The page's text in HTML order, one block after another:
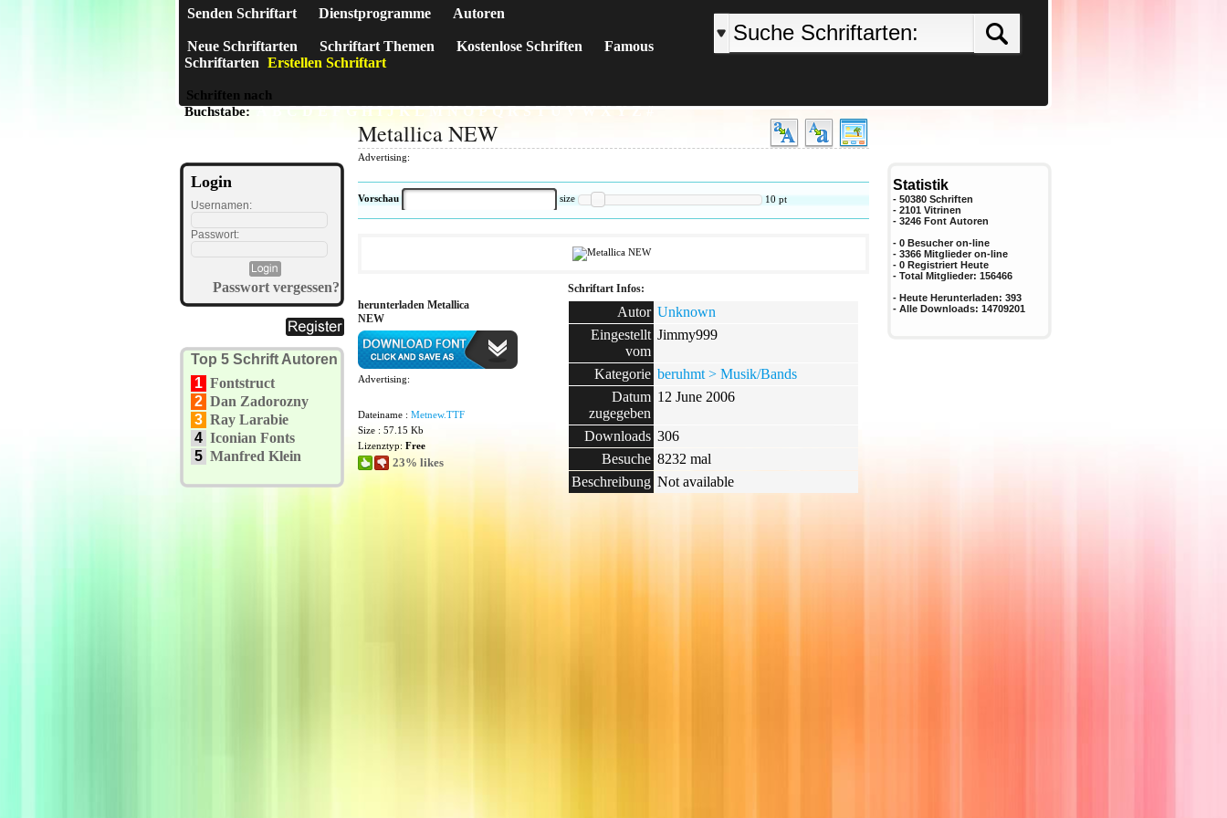
Senden Schriftart Dienstprogramme Autoren
Neue Schriftarten Schriftart Themen Kostenlose Schriften
Famous
Schriftarten Erstellen Schriftart
Schriften nach
Buchstabe: A B C D E F G H I J K L M N O P Q R S T U V W X Y Z #
Login
Usernamen:
Passwort:
Passwort vergessen?
Top 5 Schrift Autoren
1 Fontstruct
2 Dan Zadorozny
3 Ray Larabie
4 Iconian Fonts
5 Manfred Klein
Metallica NEW
Advertising:
Vorschau size 10 pt
herunterladen Metallica
NEW
Advertising:
Dateiname : Metnew.TTF
Size : 57.15 Kb
Lizenztyp: Free
23% likes
Schriftart Infos:
Autor Unknown
Eingestellt
vom
Jimmy999
Kategorie beruhmt > Musik/Bands
Datum
zugegeben
12 June 2006
Downloads 306
Besuche 8232 mal
Beschreibung Not available
Statistik
- 50380 Schriften
- 2101 Vitrinen
- 3246 Font Autoren
- 0 Besucher on-line
- 3366 Mitglieder on-line
- 0 Registriert Heute
- Total Mitglieder: 156466
- Heute Herunterladen: 393
- Alle Downloads: 14709201